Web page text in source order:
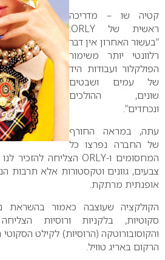
קטיה שו – מדריכה
ראשית של ORLY
:
“בעשור האחרון אין דבר
רלוונטי יותר משימור
הפולקלור ועבודות היד
של עמים ושבטים
שונים, ההולכים
ונכחדים”.
עתה, במראה החורף
של החברה נפרצו כל
המחסומים ו-ORLY הצליחה להזכיר
צבעים, גוונים וטקסטורות אלא תרבות
אופנתית מרתקת.
הקולקציה שעוצבה כאמור בהשראת
סקוטיות, בלקניות ורוסיות
והקוסובורוטקה (הרוסיות) לקילט
הרקום באריג טוויל.